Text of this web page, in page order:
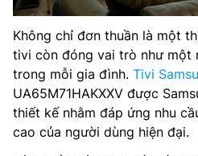
Không chỉ đơn thuần là một
tivi còn đóng vai trò như một
trong mỗi gia đình. Tivi
UA65M71HAKXXV được
thiết kế nhằm đáp ứng nhu
cao của người dùng hiện đại.